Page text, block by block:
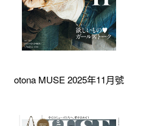
otona MUSE 2025年11月號